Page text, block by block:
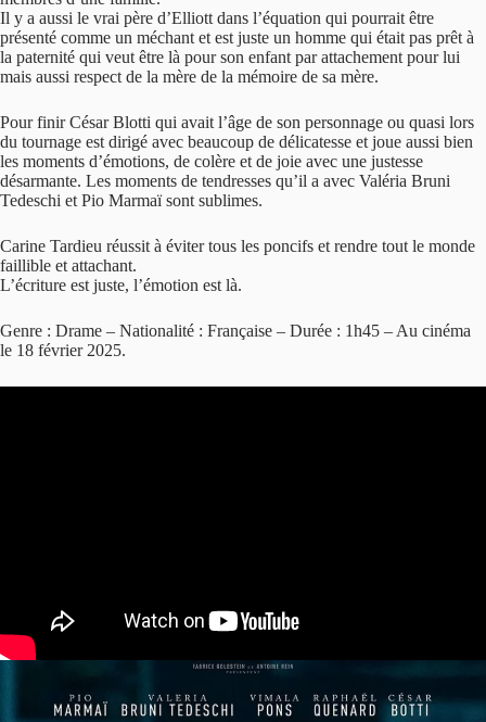
Il y a aussi le vrai père d’Elliott dans l’équation qui pourrait être
présenté comme un méchant et est juste un homme qui était pas prêt à
la paternité qui veut être là pour son enfant par attachement pour lui
mais aussi respect de la mère de la mémoire de sa mère.
Pour finir César Blotti qui avait l’âge de son personnage ou quasi lors
du tournage est dirigé avec beaucoup de délicatesse et joue aussi bien
les moments d’émotions, de colère et de joie avec une justesse
désarmante. Les moments de tendresses qu’il a avec Valéria Bruni
Tedeschi et Pio Marmaï sont sublimes.
Carine Tardieu réussit à éviter tous les poncifs et rendre tout le monde
faillible et attachant.
L’écriture est juste, l’émotion est là.
Genre : Drame – Nationalité : Française – Durée : 1h45 – Au cinéma
le 18 février 2025.